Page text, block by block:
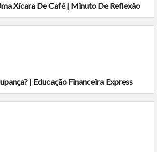
Xícara De Café | Minuto De Reflexão
| Educação Financeira Express